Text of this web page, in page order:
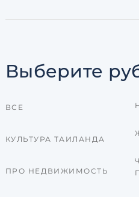
Выберите
ВСЕ
КУЛЬТУРА ТАИЛАНДА
ПРО НЕДВИЖИМОСТЬ